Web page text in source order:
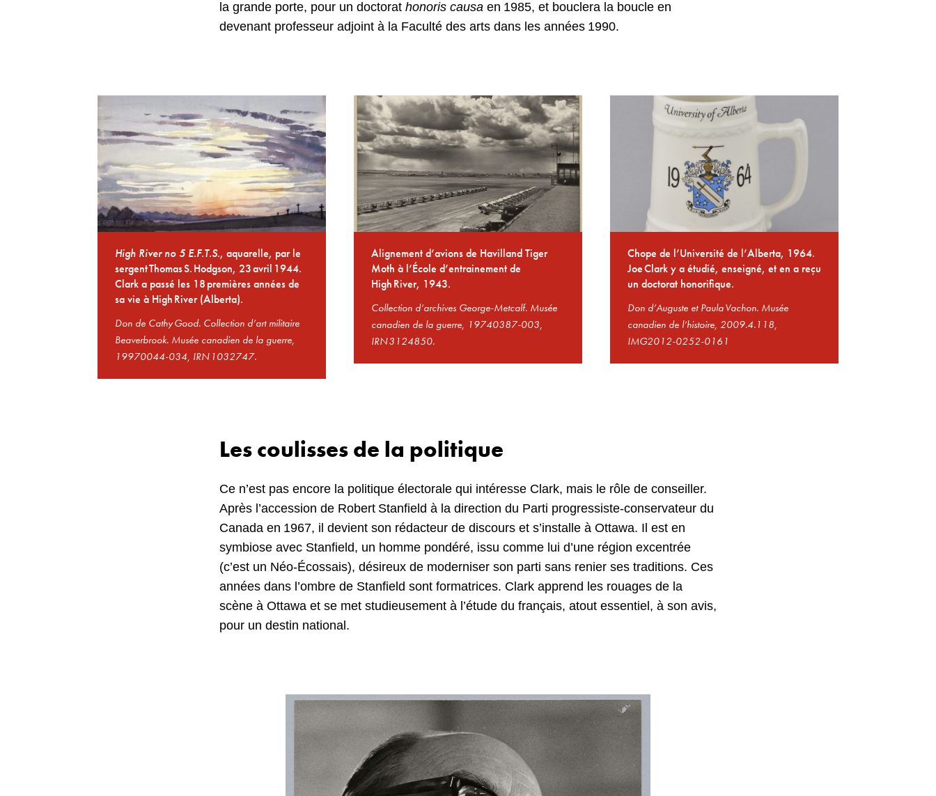
la grande porte, pour un doctorat honoris causa en 1985, et bouclera la boucle en
devenant professeur adjoint à la Faculté des arts dans les années 1990.
High River no 5 E.F.T.S., aquarelle, par le
sergent Thomas S. Hodgson, 23 avril 1944.
Clark a passé les 18 premières années de
sa vie à High River (Alberta).
Don de Cathy Good. Collection d’art militaire
Beaverbrook. Musée canadien de la guerre,
19970044-034, IRN 1032747.
Alignement d’avions de Havilland Tiger
Moth à l’École d’entrainement de
High River, 1943.
Collection d’archives George-Metcalf. Musée
canadien de la guerre, 19740387-003,
IRN 3124850.
Chope de l’Université de l’Alberta, 1964.
Joe Clark y a étudié, enseigné, et en a reçu
un doctorat honorifique.
Don d’Auguste et Paula Vachon. Musée
canadien de l’histoire, 2009.4.118,
IMG2012-0252-0161
Les coulisses de la politique
Ce n’est pas encore la politique électorale qui intéresse Clark, mais le rôle de conseiller.
Après l’accession de Robert Stanfield à la direction du Parti progressiste-conservateur du
Canada en 1967, il devient son rédacteur de discours et s’installe à Ottawa. Il est en
symbiose avec Stanfield, un homme pondéré, issu comme lui d’une région excentrée
(c’est un Néo-Écossais), désireux de moderniser son parti sans renier ses traditions. Ces
années dans l’ombre de Stanfield sont formatrices. Clark apprend les rouages de la
scène à Ottawa et se met studieusement à l’étude du français, atout essentiel, à son avis,
pour un destin national.